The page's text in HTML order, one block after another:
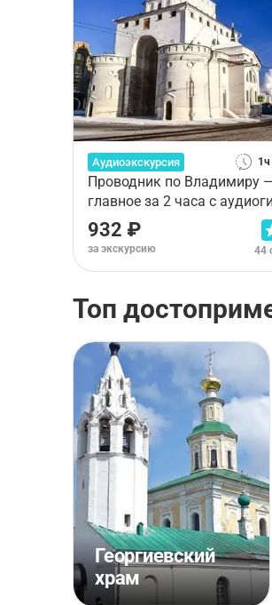
Аудиоэкскурсия
Проводник по Владимиру
главное за 2 часа с
932 ₽
за экскурсию 44
Топ
Георгиевский
храм